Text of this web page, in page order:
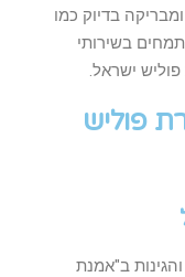
בדיוק כמו
בשירותי
ישראל.
פוליש
ב"אמנת